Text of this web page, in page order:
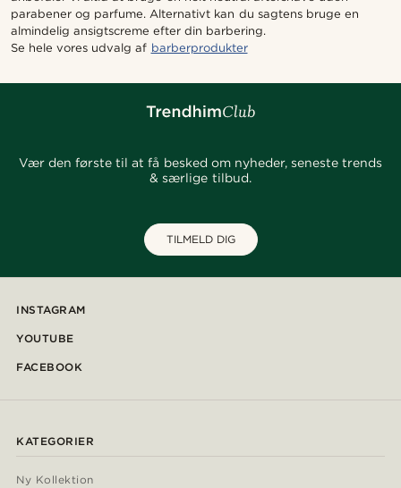
parabener og parfume. Alternativt kan du sagtens bruge en
almindelig ansigtscreme efter din barbering.
Se hele vores udvalg af barberprodukter
Vær den første til at få besked om nyheder, seneste trends
& særlige tilbud.
TILMELD DIG
INSTAGRAM
YOUTUBE
FACEBOOK
KATEGORIER
Ny Kollektion